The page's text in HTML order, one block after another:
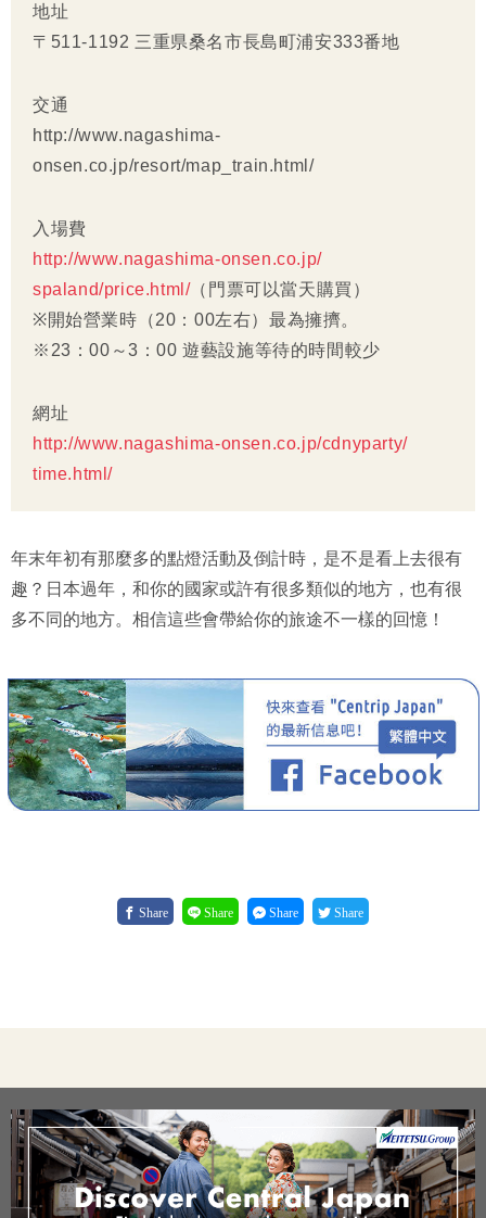
地址
〒511-1192 三重県桑名市長島町浦安333番地
交通
http://www.nagashima-
onsen.co.jp/resort/map_train.html/
入場費
http://www.nagashima-onsen.co.jp/
spaland/price.html/（門票可以當天購買）
※開始營業時（20：00左右）最為擁擠。
※23：00～3：00 遊藝設施等待的時間較少
網址
http://www.nagashima-onsen.co.jp/cdnyparty/
time.html/
年末年初有那麼多的點燈活動及倒計時，是不是看上去很有
趣？日本過年，和你的國家或許有很多類似的地方，也有很
多不同的地方。相信這些會帶給你的旅途不一樣的回憶！
Share Share Share Share